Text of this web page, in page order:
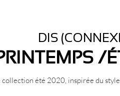
DIS
/
été 2020, inspirée du